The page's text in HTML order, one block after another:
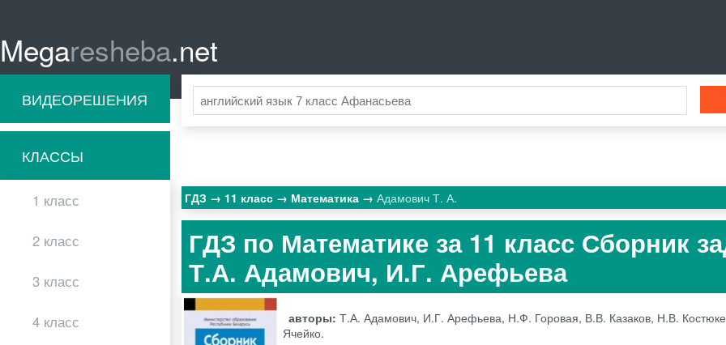
Megaresheba.net
ВИДЕОРЕШЕНИЯ
КЛАССЫ
1 класс
2 класс
3 класс
4 класс
ГДЗ 11 класс Математика Адамович Т. А.
ГДЗ по Математике за 11 класс Сборник
Т.А. Адамович, И.Г. Арефьева
авторы:Т.А. Адамович, И.Г. Арефьева, Н.Ф. Горовая, В.В. Казаков, Н.В.
Ячейко.